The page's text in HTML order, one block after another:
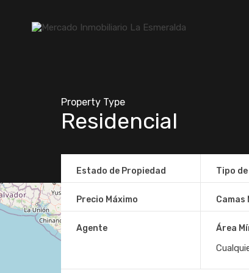
Property Type
Residencial
Estado de Propiedad Tipo
Precio Máximo Camas
Agente Área